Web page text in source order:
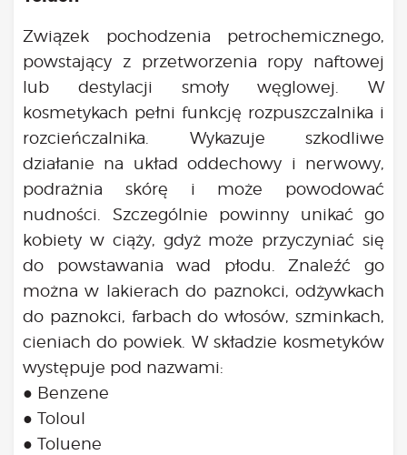
Związek pochodzenia petrochemicznego,
powstający z przetworzenia ropy naftowej
lub destylacji smoły węglowej. W
kosmetykach pełni funkcję rozpuszczalnika i
rozcieńczalnika. Wykazuje szkodliwe
działanie na układ oddechowy i nerwowy,
podrażnia skórę i może powodować
nudności. Szczególnie powinny unikać go
kobiety w ciąży, gdyż może przyczyniać się
do powstawania wad płodu. Znaleźć go
można w lakierach do paznokci, odżywkach
do paznokci, farbach do włosów, szminkach,
cieniach do powiek. W składzie kosmetyków
występuje pod nazwami:
● Benzene
● Toloul
● Toluene